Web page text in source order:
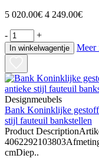
5 020.00€ 4 249.00€
- +
In winkelwagentje Meer
Designmeubels
Bank Koninklijke
stijl fauteuil bankstellen
Product
cmDiep..